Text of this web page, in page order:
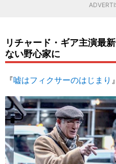
リチャード・ギア主演最
ない野心家に
『嘘はフィクサーのはじまり